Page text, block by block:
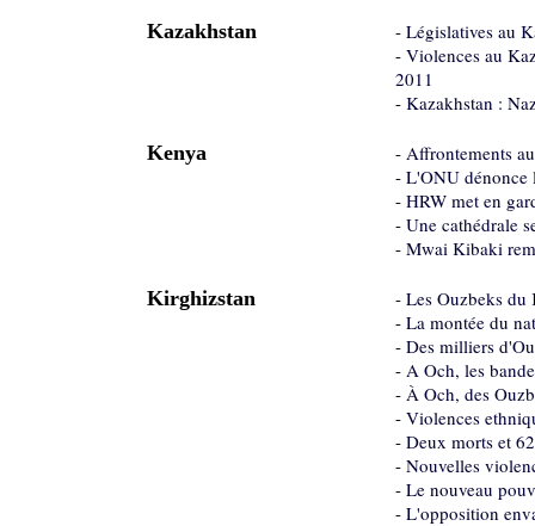
Kazakhstan
- Législatives au
- Violences au
2011
- Kazakhstan :
Kenya - Affrontements
- L'ONU dénonce
- HRW met en
- Une cathédrale
- Mwai Kibaki
Kirghizstan - Les Ouzbeks du
- La montée du
- Des milliers
- A Och, les
- À Och, des
- Violences
- Deux morts et
- Nouvelles
- Le nouveau
- L'opposition